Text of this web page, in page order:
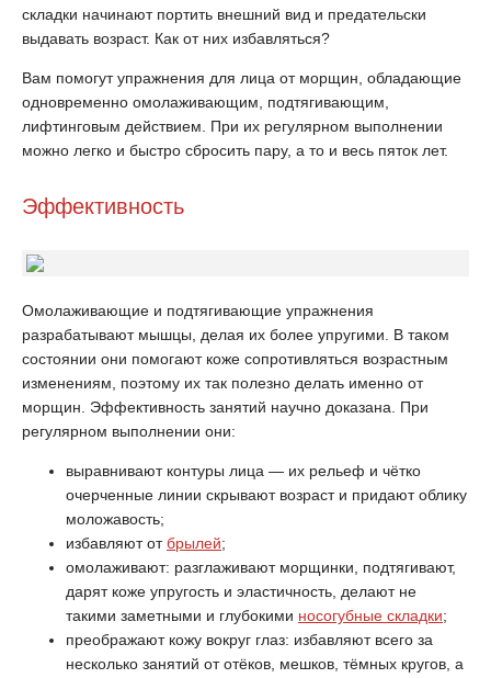
складки начинают портить внешний вид и предательски
выдавать возраст. Как от них избавляться?
Вам помогут упражнения для лица от морщин, обладающие
одновременно омолаживающим, подтягивающим,
лифтинговым действием. При их регулярном выполнении
можно легко и быстро сбросить пару, а то и весь пяток лет.
Эффективность
Омолаживающие и подтягивающие упражнения
разрабатывают мышцы, делая их более упругими. В таком
состоянии они помогают коже сопротивляться возрастным
изменениям, поэтому их так полезно делать именно от
морщин. Эффективность занятий научно доказана. При
регулярном выполнении они:
выравнивают контуры лица — их рельеф и чётко
очерченные линии скрывают возраст и придают облику
моложавость;
избавляют отбрылей;
омолаживают: разглаживают морщинки, подтягивают,
дарят коже упругость и эластичность, делают не
такими заметными и глубокими носогубные складки;
преображают кожу вокруг глаз: избавляют всего за
несколько занятий от отёков, мешков, тёмных кругов, а